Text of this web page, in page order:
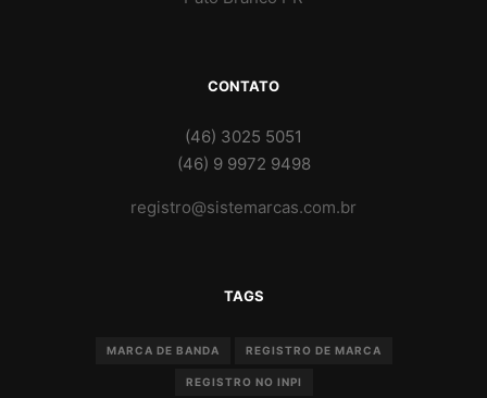
CONTATO
(46) 3025 5051
(46) 9 9972 9498
registro@sistemarcas.com.br
TAGS
MARCA DE BANDA REGISTRO DE MARCA
REGISTRO NO INPI